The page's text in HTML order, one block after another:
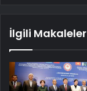
İlgili Makaleler